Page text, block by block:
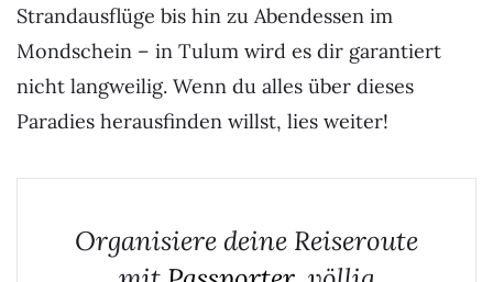
Strandausflüge bis hin zu Abendessen im
Mondschein – in Tulum wird es dir garantiert
nicht langweilig. Wenn du alles über dieses
Paradies herausfinden willst, lies weiter!
Organisiere deine Reiseroute